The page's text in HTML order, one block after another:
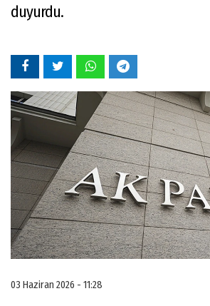
duyurdu.
03 Haziran 2026 - 11:28